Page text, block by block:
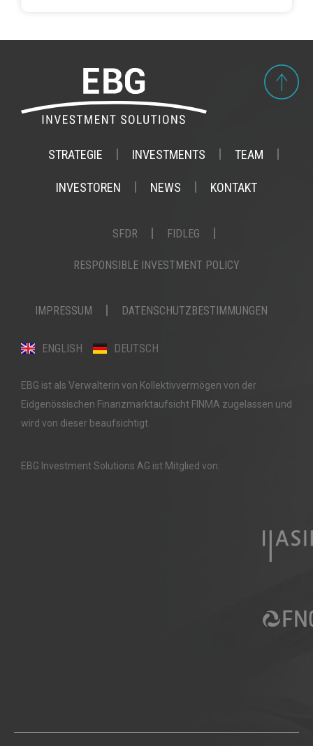
STRATEGIE INVESTMENTS TEAM
INVESTOREN NEWS KONTAKT
SFDR FIDLEG
RESPONSIBLE INVESTMENT POLICY
IMPRESSUM DATENSCHUTZBESTIMMUNGEN
ENGLISH DEUTSCH
EBG ist als Verwalterin von Kollektivvermögen von der
Eidgenössischen Finanzmarktaufsicht FINMA zugelassen und
wird von dieser beaufsichtigt.
EBG Investment Solutions AG ist Mitglied von: